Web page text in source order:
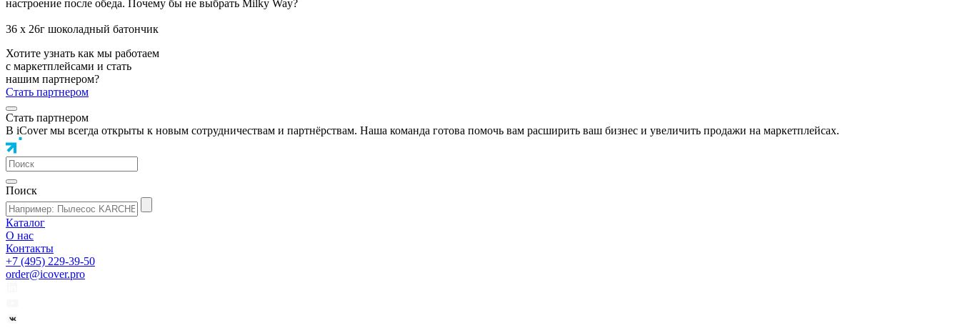
настроение после обеда. Почему бы не выбрать Milky Way?
36 х 26г шоколадный батончик
Хотите узнать как мы работаем
с маркетплейсами и стать
нашим партнером?
Стать партнером
Стать партнером
В iCover мы всегда открыты к новым сотрудничествам и партнёрствам. Наша команда готова помочь вам расширить ваш бизнес и увеличить продажи на маркетплейсах.
Поиск
Каталог
О нас
Контакты
+7 (495) 229-39-50
order@icover.pro